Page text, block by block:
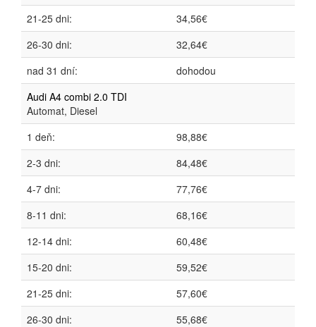
21-25 dni:
34,56€
26-30 dni:
32,64€
nad 31 dní:
dohodou
Audi A4 combi 2.0 TDI
Automat, Diesel
1 deň:
98,88€
2-3 dni:
84,48€
4-7 dni:
77,76€
8-11 dni:
68,16€
12-14 dni:
60,48€
15-20 dni:
59,52€
21-25 dni:
57,60€
26-30 dni:
55,68€